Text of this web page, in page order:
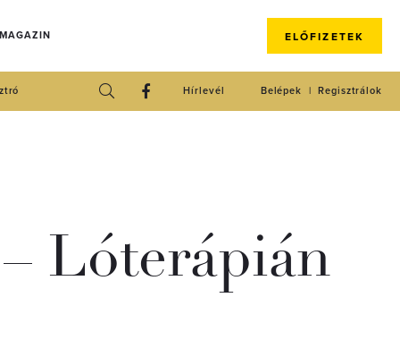
ELŐFIZETEK
Regisztrálok
Belépek
Hírlevél
Lóterápián